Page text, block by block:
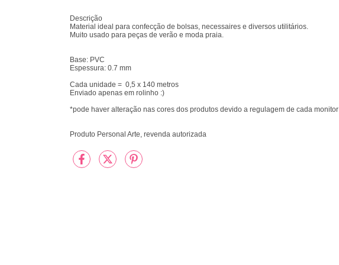
Descrição
Material ideal para confecção de bolsas, necessaires e diversos utilitários.
Muito usado para peças de verão e moda praia.
Base: PVC
Espessura: 0.7 mm
Cada unidade = 0,5 x 140 metros
Enviado apenas em rolinho :)
*pode haver alteração nas cores dos produtos devido a regulagem de cada monitor
Produto Personal Arte, revenda autorizada